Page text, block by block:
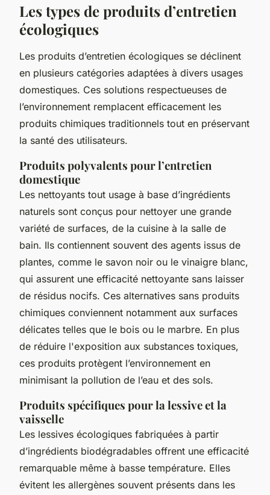
Les types de produits d’entretien
écologiques
Les produits d’entretien écologiques se déclinent
en plusieurs catégories adaptées à divers usages
domestiques. Ces solutions respectueuses de
l’environnement remplacent efficacement les
produits chimiques traditionnels tout en préservant
la santé des utilisateurs.
Produits polyvalents pour l’entretien
domestique
Les nettoyants tout usage à base d’ingrédients
naturels sont conçus pour nettoyer une grande
variété de surfaces, de la cuisine à la salle de
bain. Ils contiennent souvent des agents issus de
plantes, comme le savon noir ou le vinaigre blanc,
qui assurent une efficacité nettoyante sans laisser
de résidus nocifs. Ces alternatives sans produits
chimiques conviennent notamment aux surfaces
délicates telles que le bois ou le marbre. En plus
de réduire l'exposition aux substances toxiques,
ces produits protègent l’environnement en
minimisant la pollution de l’eau et des sols.
Produits spécifiques pour la lessive et la
vaisselle
Les lessives écologiques fabriquées à partir
d’ingrédients biodégradables offrent une efficacité
remarquable même à basse température. Elles
évitent les allergènes souvent présents dans les